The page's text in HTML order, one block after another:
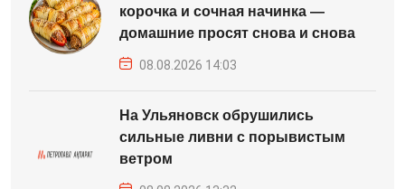
корочка и сочная начинка —
домашние просят снова и снова
08.08.2026 14:03
На Ульяновск обрушились
сильные ливни с порывистым
ветром